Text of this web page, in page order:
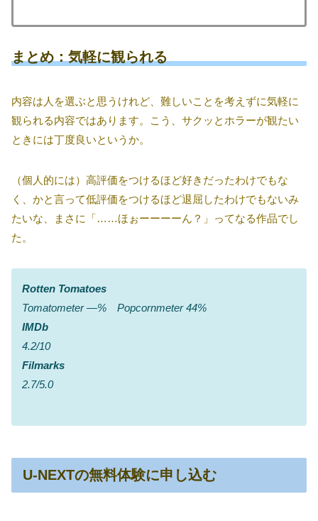
まとめ：気軽に観られる
内容は人を選ぶと思うけれど、難しいことを考えずに気軽に
観られる内容ではあります。こう、サクッとホラーが観たい
ときには丁度良いというか。
（個人的には）高評価をつけるほど好きだったわけでもな
く、かと言って低評価をつけるほど退屈したわけでもないみ
たいな、まさに「……ほぉーーーーん？」ってなる作品でし
た。
Rotten Tomatoes
Tomatometer ―% Popcornmeter 44%
IMDb
4.2/10
Filmarks
2.7/5.0
U-NEXTの無料体験に申し込む